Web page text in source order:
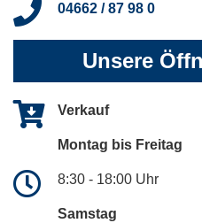
04662 / 87 98 0
Unsere
Verkauf
Montag bis Freitag
8:30 - 18:00 Uhr
Samstag